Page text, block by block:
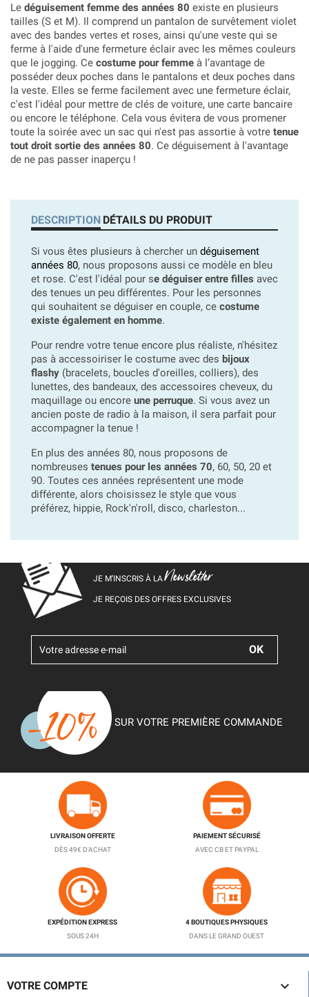
Le déguisement femme des années 80 existe en plusieurs
tailles (S et M). Il comprend un pantalon de survêtement violet
avec des bandes vertes et roses, ainsi qu'une veste qui se
ferme à l'aide d'une fermeture éclair avec les mêmes couleurs
que le jogging. Ce costume pour femme à l’avantage de
posséder deux poches dans le pantalons et deux poches dans
la veste. Elles se ferme facilement avec une fermeture éclair,
c'est l'idéal pour mettre de clés de voiture, une carte bancaire
ou encore le téléphone. Cela vous évitera de vous promener
toute la soirée avec un sac qui n'est pas assortie à votre tenue
tout droit sortie des années 80. Ce déguisement à l'avantage
de ne pas passer inaperçu !
DESCRIPTION DÉTAILS DU PRODUIT
Si vous êtes plusieurs à chercher un déguisement
années 80, nous proposons aussi ce modèle en bleu
et rose. C'est l'idéal pour se déguiser entre filles avec
des tenues un peu différentes. Pour les personnes
qui souhaitent se déguiser en couple, ce costume
existe également en homme.
Pour rendre votre tenue encore plus réaliste, n'hésitez
pas à accessoiriser le costume avec des bijoux
flashy (bracelets, boucles d'oreilles, colliers), des
lunettes, des bandeaux, des accessoires cheveux, du
maquillage ou encore une perruque. Si vous avez un
ancien poste de radio à la maison, il sera parfait pour
accompagner la tenue !
En plus des années 80, nous proposons de
nombreuses tenues pour les années 70, 60, 50, 20 et
90. Toutes ces années représentent une mode
différente, alors choisissez le style que vous
préférez, hippie, Rock'n'roll, disco, charleston...
JE M’INSCRIS À LANewsletter
JE REÇOIS DES OFFRES EXCLUSIVES
SUR VOTRE PREMIÈRE COMMANDE
LIVRAISON OFFERTE
DÈS 49€ D'ACHAT
PAIEMENT SÉCURISÉ
AVEC CB ET PAYPAL
EXPÉDITION EXPRESS
SOUS 24H
4 BOUTIQUES PHYSIQUES
DANS LE GRAND OUEST
VOTRE COMPTE 